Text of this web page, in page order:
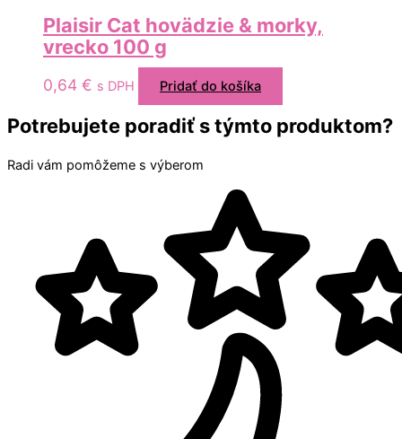
Plaisir Cat hovädzie & morky,
vrecko 100 g
0,64 € s DPH Pridať do košíka
Potrebujete poradiť s týmto produktom?
Radi vám pomôžeme s výberom